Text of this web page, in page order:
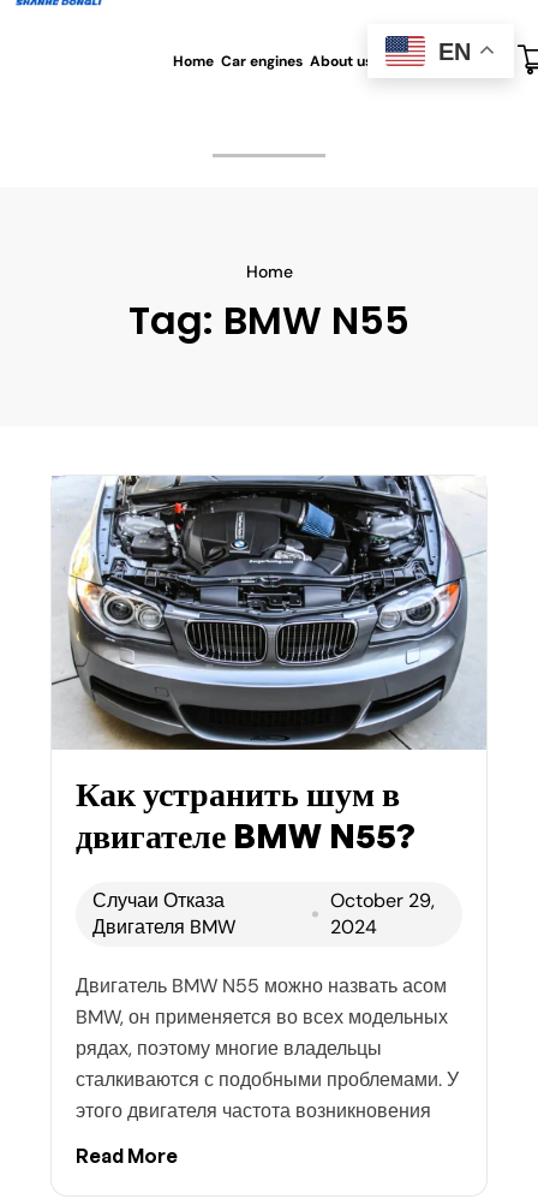
Home Car engines About us All blog Contact us
Home
Tag: BMW N55
Как устранить шум в
двигателе BMW N55?
Случаи Отказа
Двигателя BMW
October 29,
2024
Двигатель BMW N55 можно назвать асом
BMW, он применяется во всех модельных
рядах, поэтому многие владельцы
сталкиваются с подобными проблемами. У
этого двигателя частота возникновения
Read More
EN